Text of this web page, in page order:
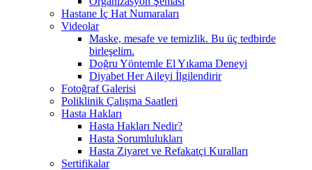
Hastane İç Hat Numaraları
Videolar
Maske, mesafe ve temizlik. Bu üç tedbirde
birleşelim.
Doğru Yöntemle El Yıkama Deneyi
Diyabet Her Aileyi İlgilendirir
Fotoğraf Galerisi
Poliklinik Çalışma Saatleri
Hasta Hakları
Hasta Hakları Nedir?
Hasta Sorumlulukları
Hasta Ziyaret ve Refakatçi Kuralları
Sertifikalar